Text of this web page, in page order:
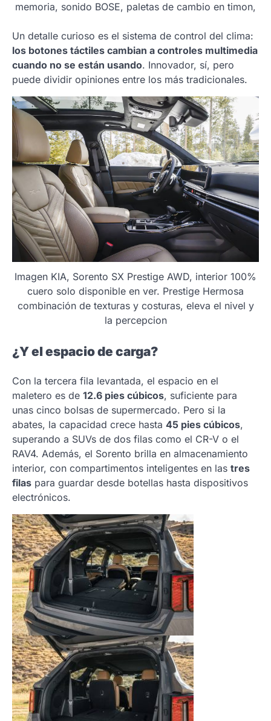
memoria, sonido BOSE, paletas de cambio en timon,
Un detalle curioso es el sistema de control del clima:
los botones táctiles cambian a controles multimedia
cuando no se están usando. Innovador, sí, pero
puede dividir opiniones entre los más tradicionales.
Imagen KIA, Sorento SX Prestige AWD, interior 100%
cuero solo disponible en ver. Prestige Hermosa
combinación de texturas y costuras, eleva el nivel y
la percepcion
¿Y el espacio de carga?
Con la tercera fila levantada, el espacio en el
maletero es de 12.6 pies cúbicos, suficiente para
unas cinco bolsas de supermercado. Pero si la
abates, la capacidad crece hasta 45 pies cúbicos,
superando a SUVs de dos filas como el CR-V o el
RAV4. Además, el Sorento brilla en almacenamiento
interior, con compartimentos inteligentes en las tres
filas para guardar desde botellas hasta dispositivos
electrónicos.